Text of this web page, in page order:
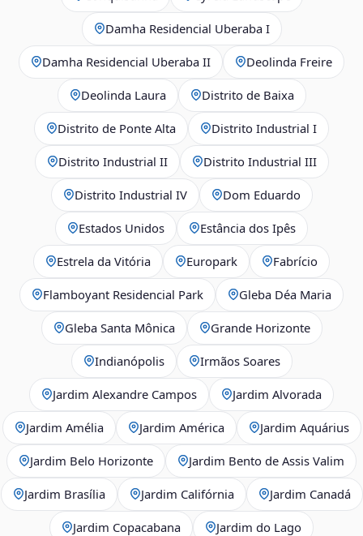
Damha Residencial Uberaba I
Damha Residencial Uberaba II Deolinda Freire
Deolinda Laura Distrito de Baixa
Distrito de Ponte Alta Distrito Industrial I
Distrito Industrial II Distrito Industrial III
Distrito Industrial IV Dom Eduardo
Estados Unidos Estância dos Ipês
Estrela da Vitória Europark Fabrício
Flamboyant Residencial Park Gleba Déa Maria
Gleba Santa Mônica Grande Horizonte
Indianópolis Irmãos Soares
Jardim Alexandre Campos Jardim Alvorada
Jardim Amélia Jardim América Jardim Aquárius
Jardim Belo Horizonte Jardim Bento de Assis Valim
Jardim Brasília Jardim Califórnia Jardim Canadá
Jardim Copacabana Jardim do Lago